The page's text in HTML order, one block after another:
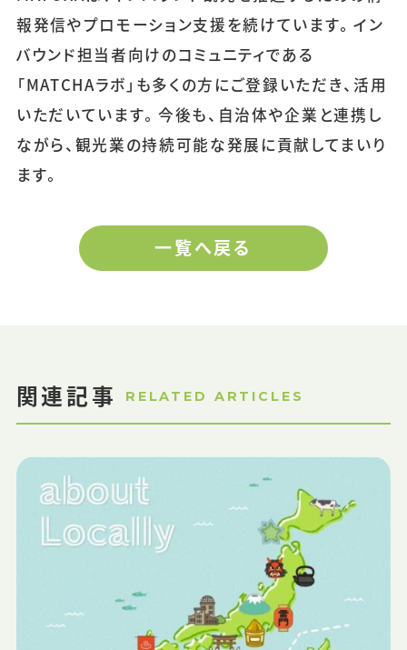
報発信やプロモーション支援を続けています。イン
バウンド担当者向けのコミュニティである
「MATCHAラボ」も多くの方にご登録いただき、活用
いただいています。今後も、自治体や企業と連携し
ながら、観光業の持続可能な発展に貢献してまいり
ます。
一覧へ戻る
関連記事 RELATED ARTICLES